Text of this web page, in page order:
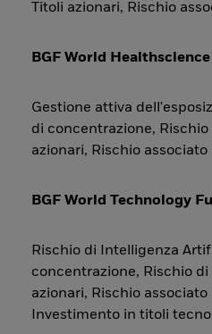
Titoli azionari, Rischio
BGF World Healthscience
Gestione attiva
di concentrazione,
azionari, Rischio associato
BGF World Technology
Rischio di Intelligenza
concentrazione, Rischio
azionari, Rischio associato
Investimento in titoli